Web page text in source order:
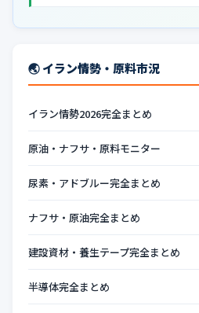
🌏 イラン情勢・原料市況
イラン情勢2026完全まとめ
原油・ナフサ・原料モニター
尿素・アドブルー完全まとめ
ナフサ・原油完全まとめ
建設資材・養生テープ完全まとめ
半導体完全まとめ